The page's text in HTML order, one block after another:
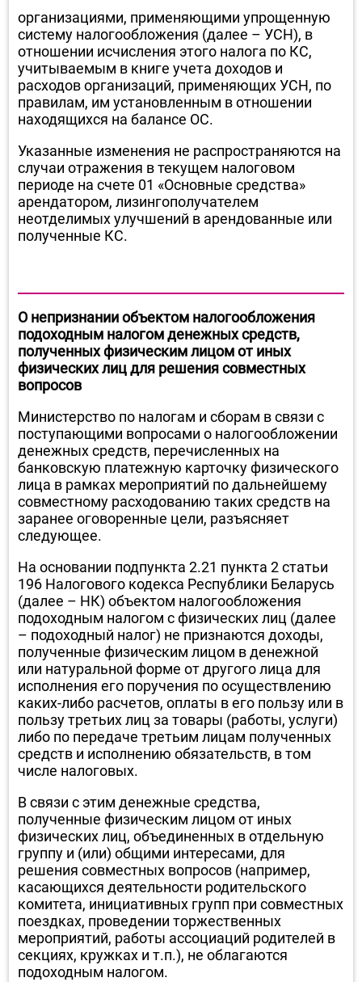
организациями, применяющими упрощенную
систему налогообложения (далее – УСН), в
отношении исчисления этого налога по КС,
учитываемым в книге учета доходов и
расходов организаций, применяющих УСН, по
правилам, им установленным в отношении
находящихся на балансе ОС.
Указанные изменения не распространяются на
случаи отражения в текущем налоговом
периоде на счете 01 «Основные средства»
арендатором, лизингополучателем
неотделимых улучшений в арендованные или
полученные КС.
О непризнании объектом налогообложения
подоходным налогом денежных средств,
полученных физическим лицом от иных
физических лиц для решения совместных
вопросов
Министерство по налогам и сборам в связи с
поступающими вопросами о налогообложении
денежных средств, перечисленных на
банковскую платежную карточку физического
лица в рамках мероприятий по дальнейшему
совместному расходованию таких средств на
заранее оговоренные цели, разъясняет
следующее.
На основании подпункта 2.21 пункта 2 статьи
196 Налогового кодекса Республики Беларусь
(далее – НК) объектом налогообложения
подоходным налогом с физических лиц (далее
– подоходный налог) не признаются доходы,
полученные физическим лицом в денежной
или натуральной форме от другого лица для
исполнения его поручения по осуществлению
каких-либо расчетов, оплаты в его пользу или в
пользу третьих лиц за товары (работы, услуги)
либо по передаче третьим лицам полученных
средств и исполнению обязательств, в том
числе налоговых.
В связи с этим денежные средства,
полученные физическим лицом от иных
физических лиц, объединенных в отдельную
группу и (или) общими интересами, для
решения совместных вопросов (например,
касающихся деятельности родительского
комитета, инициативных групп при совместных
поездках, проведении торжественных
мероприятий, работы ассоциаций родителей в
секциях, кружках и т.п.), не облагаются
подоходным налогом.